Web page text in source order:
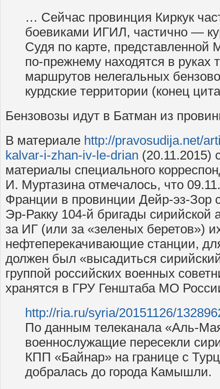
… Сейчас провинция Киркук
боевиками ИГИЛ, частично —
Судя по карте,
по-прежнему находятся в руках
маршрутов нелегальных
курдские территории (конец
Бензовозы идут в Батман из
В материале http://pravosudija.net/
kalvar-i-zhan-iv-le-drian (20.11.2015)
материалы специального
И. Муртазина отмечалось, что
Франции в провинции Дейр-эз-Зор
Эр-Ракку 104-й бригады сирийской
за ИГ (или за «зеленых беретов»)
нефтеперекачивающие станции,
должен был «высадиться
группой российских военных
хранятся в ГРУ Генштаба МО
http://ria.ru/syria/20151126/
По данным телеканала «Аль-
военнослужащие пересекли
КПП «Байнар» на границе с
добралась до города Камышли.